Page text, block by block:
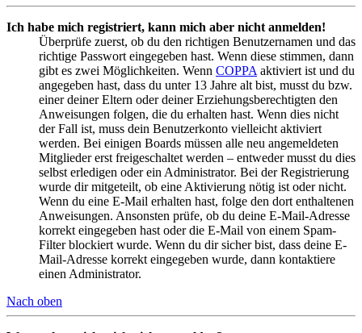
Ich habe mich registriert, kann mich aber nicht anmelden!
Überprüfe zuerst, ob du den richtigen Benutzernamen und das
richtige Passwort eingegeben hast. Wenn diese stimmen, dann
gibt es zwei Möglichkeiten. Wenn COPPA aktiviert ist und du
angegeben hast, dass du unter 13 Jahre alt bist, musst du bzw.
einer deiner Eltern oder deiner Erziehungsberechtigten den
Anweisungen folgen, die du erhalten hast. Wenn dies nicht
der Fall ist, muss dein Benutzerkonto vielleicht aktiviert
werden. Bei einigen Boards müssen alle neu angemeldeten
Mitglieder erst freigeschaltet werden – entweder musst du dies
selbst erledigen oder ein Administrator. Bei der Registrierung
wurde dir mitgeteilt, ob eine Aktivierung nötig ist oder nicht.
Wenn du eine E-Mail erhalten hast, folge den dort enthaltenen
Anweisungen. Ansonsten prüfe, ob du deine E-Mail-Adresse
korrekt eingegeben hast oder die E-Mail von einem Spam-
Filter blockiert wurde. Wenn du dir sicher bist, dass deine E-
Mail-Adresse korrekt eingegeben wurde, dann kontaktiere
einen Administrator.
Nach oben